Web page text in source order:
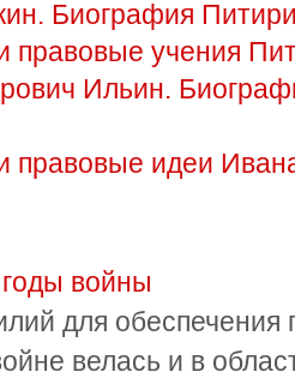
Биография
правовые учения
Ильин.
правовые идеи
войны
для обеспечения
велась и в